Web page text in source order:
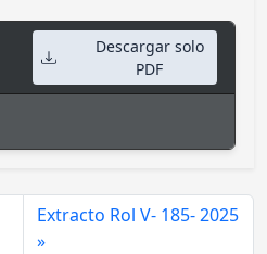
Descargar solo
PDF
Extracto Rol V- 185- 2025